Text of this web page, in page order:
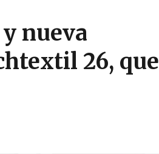
nueva
26, que